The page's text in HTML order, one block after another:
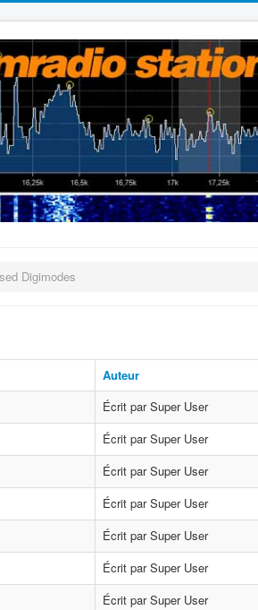
Digimodes
Auteur
Écrit par Super User
Écrit par Super User
Écrit par Super User
Écrit par Super User
Écrit par Super User
Écrit par Super User
Écrit par Super User